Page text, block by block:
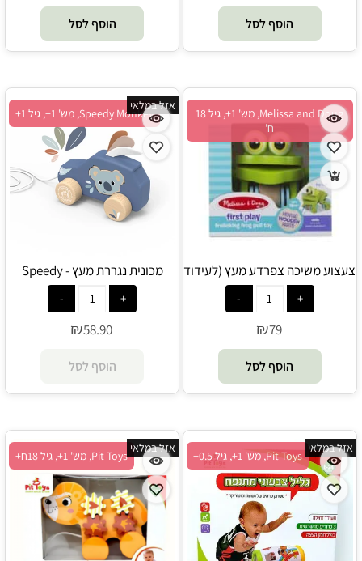
הוסף לסל הוסף לסל
Melissa and Doug, מש' 1+, גיל 18
ח'
צעצוע משיכה צפרדע מעץ (לעידוד
הליכה וזחילה) - Melissa and
Doug
₪79
הוסף לסל
Speedy Monkey, מש' 1+, גיל 1+
אזל במלאי
מכונית נגררת מעץ - Speedy
Monkey
₪58.90
הוסף לסל
Pit Toys, מש' 1+, גיל 0.5+
אזל במלאי
Pit Toys, מש' 1+, גיל 18ח+
אזל במלאי